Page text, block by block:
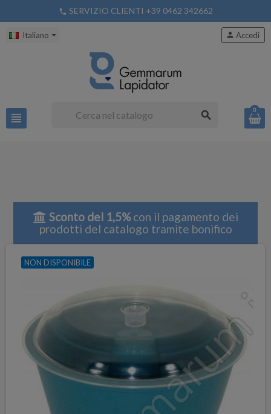
phone SERVIZIO CLIENTI +39 0462 342662
Italiano
view_headline search
person Accedi
0
Sconto del 1,5%con il pagamento dei
prodotti del catalogo tramite bonifico
NON DISPONIBILE